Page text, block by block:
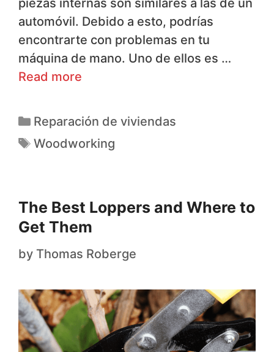
automóvil. Debido a esto, podrías
encontrarte con problemas en tu
máquina de mano. Uno de ellos es …
Read more
Reparación de viviendas
Woodworking
The Best Loppers and Where to
Get Them
by Thomas Roberge